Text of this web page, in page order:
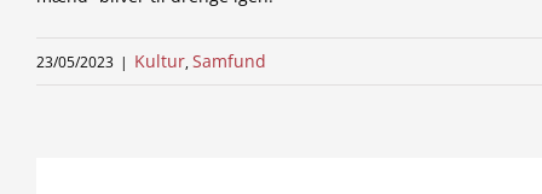
23/05/2023 | Kultur,Samfund